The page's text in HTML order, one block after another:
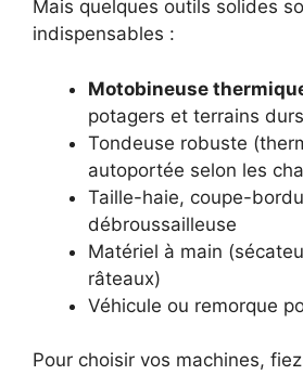
Mais quelques outils solides
indispensables :
Motobineuse
potagers et terrains durs
Tondeuse robuste
autoportée selon les
Taille-haie, coupe-
débroussailleuse
Matériel à main
râteaux)
Véhicule ou remorque
Pour choisir vos machines,